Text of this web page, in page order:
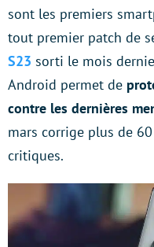
sont les premiers
tout premier patch de
S23 sorti le mois
Android permet de
contre les dernières
mars corrige plus de
critiques.